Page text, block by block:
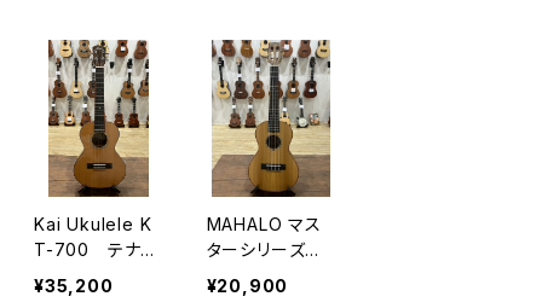
Kai Ukulele K
T-700 テナー
サイズ
¥35,200
MAHALO マス
ターシリーズ
MM3 テナー
¥20,900